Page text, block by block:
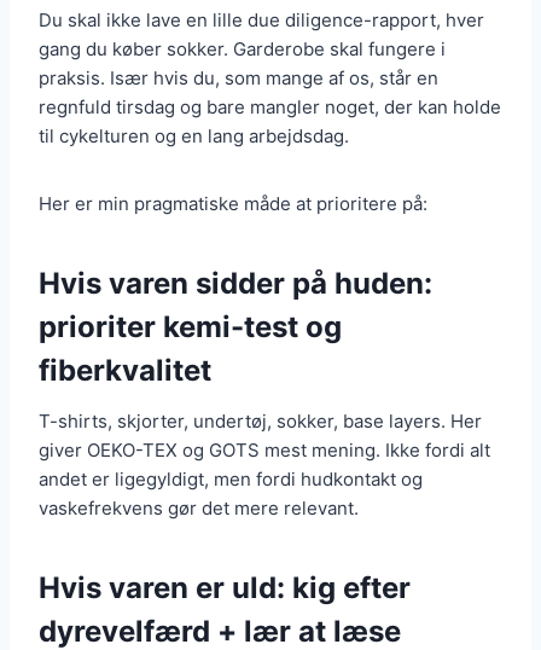
Du skal ikke lave en lille due diligence-rapport, hver
gang du køber sokker. Garderobe skal fungere i
praksis. Især hvis du, som mange af os, står en
regnfuld tirsdag og bare mangler noget, der kan holde
til cykelturen og en lang arbejdsdag.
Her er min pragmatiske måde at prioritere på:
Hvis varen sidder på huden:
prioriter kemi-test og
fiberkvalitet
T-shirts, skjorter, undertøj, sokker, base layers. Her
giver OEKO-TEX og GOTS mest mening. Ikke fordi alt
andet er ligegyldigt, men fordi hudkontakt og
vaskefrekvens gør det mere relevant.
Hvis varen er uld: kig efter
dyrevelfærd + lær at læse